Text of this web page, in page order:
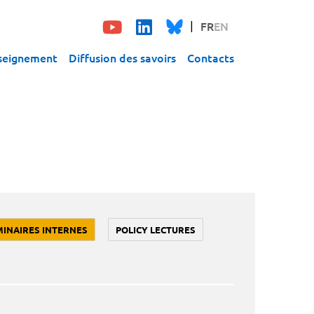
FREN
Diffusion des savoirs Contacts
INTERNES POLICY LECTURES